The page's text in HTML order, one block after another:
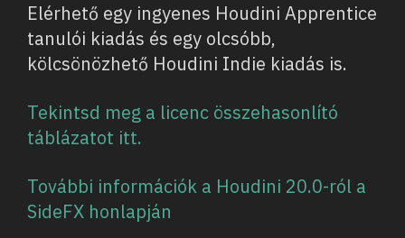
Elérhető egy ingyenes Houdini Apprentice
tanulói kiadás és egy olcsóbb,
kölcsönözhető Houdini Indie kiadás is.
Tekintsd meg a licenc összehasonlító
táblázatot itt.
További információk a Houdini 20.0-ról a
SideFX honlapján